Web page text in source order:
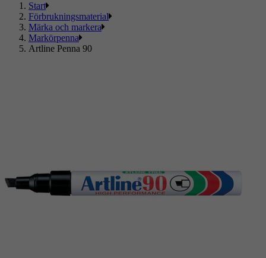
Start
Förbrukningsmaterial
Märka och markera
Markörpenna
Artline Penna 90